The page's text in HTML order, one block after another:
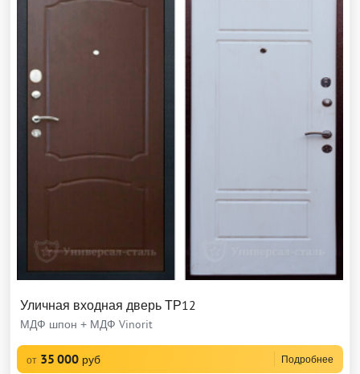
Уличная входная дверь ТР12
МДФ шпон + МДФ Vinorit
от 35 000 руб Подробнее